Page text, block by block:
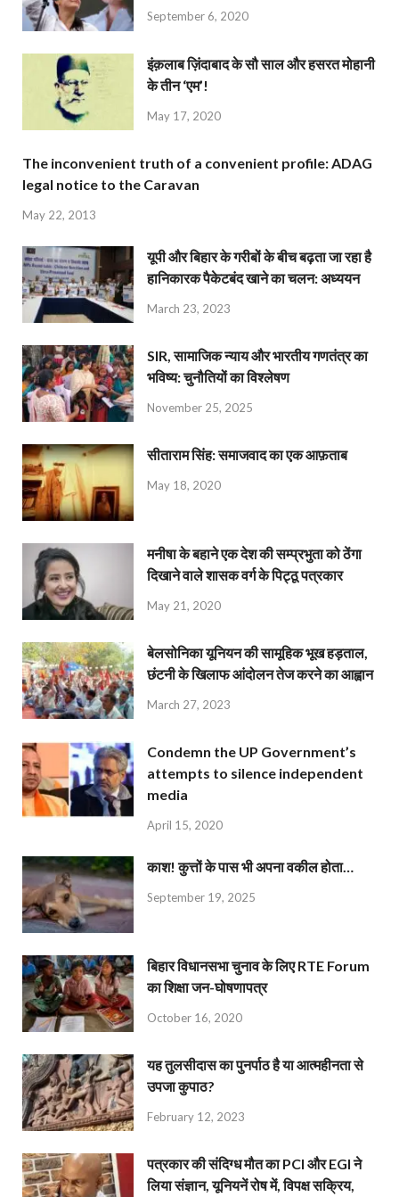
September 6, 2020
इंक़लाब ज़िंदाबाद के सौ साल और हसरत मोहानी
के तीन ‘एम’!
May 17, 2020
The inconvenient truth of a convenient profile: ADAG
legal notice to the Caravan
May 22, 2013
यूपी और बिहार के गरीबों के बीच बढ़ता जा रहा है
हानिकारक पैकेटबंद खाने का चलन: अध्ययन
March 23, 2023
SIR, सामाजिक न्याय और भारतीय गणतंत्र का
भविष्य: चुनौतियों का विश्लेषण
November 25, 2025
सीताराम सिंह: समाजवाद का एक आफ़ताब
May 18, 2020
मनीषा के बहाने एक देश की सम्प्रभुता को ठेंगा
दिखाने वाले शासक वर्ग के पिट्ठू पत्रकार
May 21, 2020
बेलसोनिका यूनियन की सामूहिक भूख हड़ताल,
छंटनी के खिलाफ आंदोलन तेज करने का आह्वान
March 27, 2023
Condemn the UP Government’s
attempts to silence independent
media
April 15, 2020
काश! कुत्तों के पास भी अपना वकील होता…
September 19, 2025
बिहार विधानसभा चुनाव के लिए RTE Forum
का शिक्षा जन-घोषणापत्र
October 16, 2020
यह तुलसीदास का पुनर्पाठ है या आत्महीनता से
उपजा कुपाठ?
February 12, 2023
पत्रकार की संदिग्ध मौत का PCI और EGI ने
लिया संज्ञान, यूनियनें रोष में, विपक्ष सक्रिय,